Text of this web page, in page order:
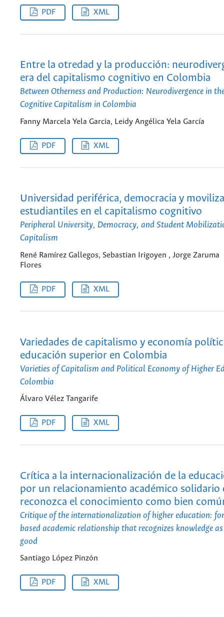
PDF XML
Entre la otredad y la producción:
era del capitalismo cognitivo en Colombia
Between Otherness and Production: Neurodivergence in
Cognitive Capitalism in Colombia
Fanny Marcela Yela Garcia, Leidy Angélica Yela García
PDF XML
Universidad periférica, democracia y
estudiantiles en el capitalismo cognitivo
Peripheral University, Democracy, and Student
Capitalism
René Ramírez Gallegos, Sebastian Irigoyen , Jorge Zaruma
Flores
PDF XML
Variedades de capitalismo y economía
educación superior en Colombia
Varieties of Capitalism and Political Economy of Higher
Colombia
Álvaro Vélez Tangarife
PDF XML
Crítica a la internacionalización de la
por un relacionamiento académico solidario
reconozca el conocimiento como bien
Critique of the internationalization of higher education:
based academic relationship that recognizes knowledge
good
Santiago López Pinzón
PDF XML